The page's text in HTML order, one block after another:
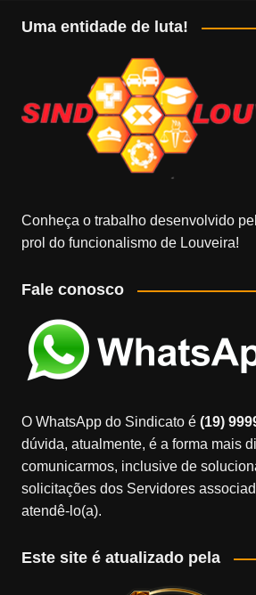
Uma entidade de luta!
Conheça o trabalho desenvolvido
prol do funcionalismo de Louveira!
Fale conosco
O WhatsApp do Sindicato é(19)
dúvida, atualmente, é a forma mais
comunicarmos, inclusive de
solicitações dos Servidores
atendê-lo(a).
Este site é atualizado pela